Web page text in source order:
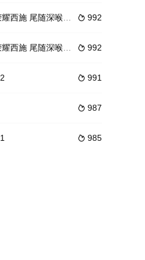
工作一度陷入
恬妞等实力派演员参演，延用了 《麻
与婆婆秋苹以及大嫂玉
，写的却并不只是她们一家的人生，而
 992
圆月弯屌狂轰白虎蜜鲍极射 69079
 992
圆月弯屌狂轰白虎蜜鲍极射 14343
 991
 987
 985